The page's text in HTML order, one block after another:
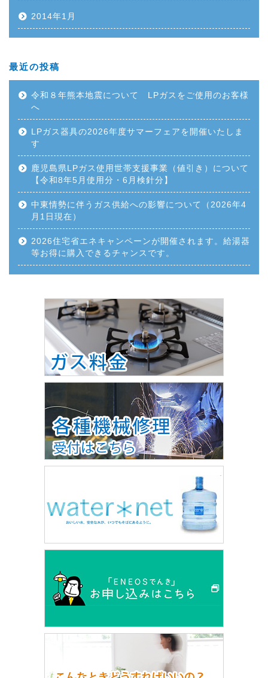
2014年1月
最近の投稿
令和８年熊本地震について LPガスをご使用のお客様
へ
LPガス器具の2026年度サマーフェアを開催いたしま
す
鹿児島県LPガス使用世帯支援事業（値引き）について
【令和8年5月使用分・6月検針分】
中東情勢に伴うガス供給への影響について（2026年4
月1日現在）
2026住宅省エネキャンペーンが開催されます。給湯器
等お得に購入できるチャンスです。